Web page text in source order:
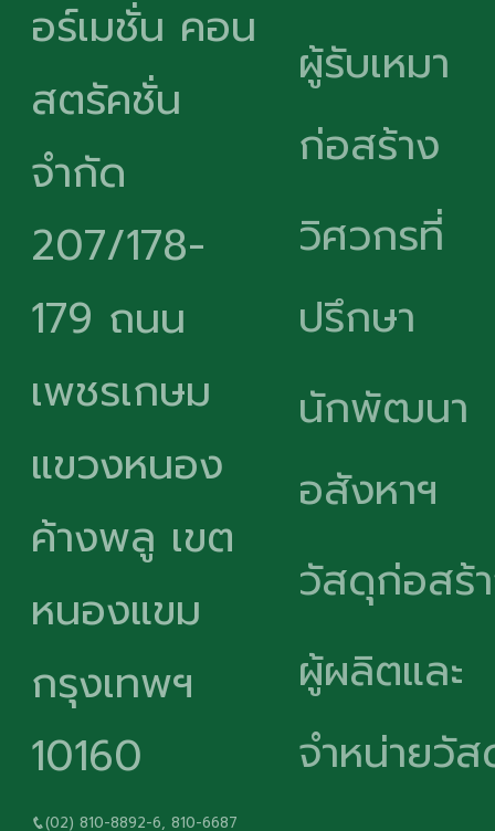
อร์เมชั่น คอน
สตรัคชั่น
จำกัด
207/178-
179 ถนน
เพชรเกษม
แขวงหนอง
ค้างพลู เขต
หนองแขม
กรุงเทพฯ
10160
(02) 810-8892-6, 810-6687
ผู้รับเหมา
ก่อสร้าง
วิศวกรที่
ปรึกษา
นักพัฒนา
อสังหาฯ
วัสดุก่อสร้
ผู้ผลิตและ
จำหน่ายวั